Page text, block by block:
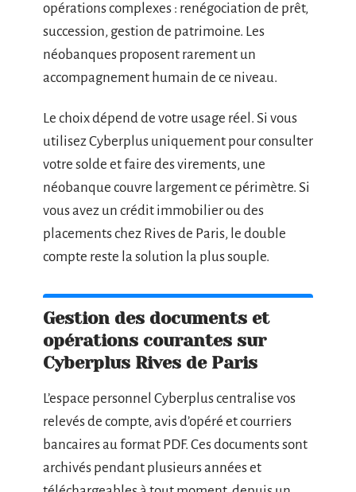
opérations complexes : renégociation de prêt,
succession, gestion de patrimoine. Les
néobanques proposent rarement un
accompagnement humain de ce niveau.
Le choix dépend de votre usage réel. Si vous
utilisez Cyberplus uniquement pour consulter
votre solde et faire des virements, une
néobanque couvre largement ce périmètre. Si
vous avez un crédit immobilier ou des
placements chez Rives de Paris, le double
compte reste la solution la plus souple.
Gestion des documents et
opérations courantes sur
Cyberplus Rives de Paris
L’espace personnel Cyberplus centralise vos
relevés de compte, avis d’opéré et courriers
bancaires au format PDF. Ces documents sont
archivés pendant plusieurs années et